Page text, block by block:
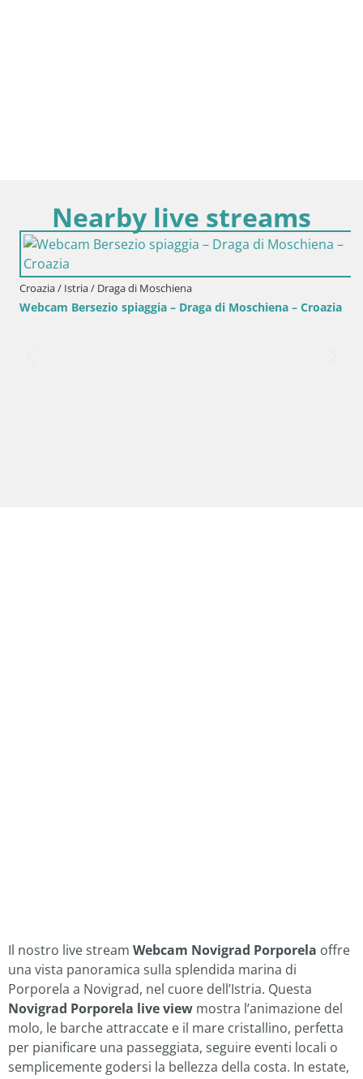
Nearby live streams
Croazia / Istria / Draga di Moschiena
Webcam Bersezio spiaggia – Draga di Moschiena – Croazia
Il nostro live stream Webcam Novigrad Porporela offre
una vista panoramica sulla splendida marina di
Porporela a Novigrad, nel cuore dell’Istria. Questa
Novigrad Porporela live view mostra l’animazione del
molo, le barche attraccate e il mare cristallino, perfetta
per pianificare una passeggiata, seguire eventi locali o
semplicemente godersi la bellezza della costa. In estate,